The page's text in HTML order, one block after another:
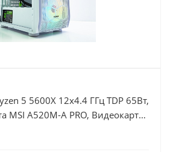
5 5600X 12x4.4 ГГц TDP 65Вт,
MSI A520M-A PRO, Видеокарта
DDR4 16Gb, Диски